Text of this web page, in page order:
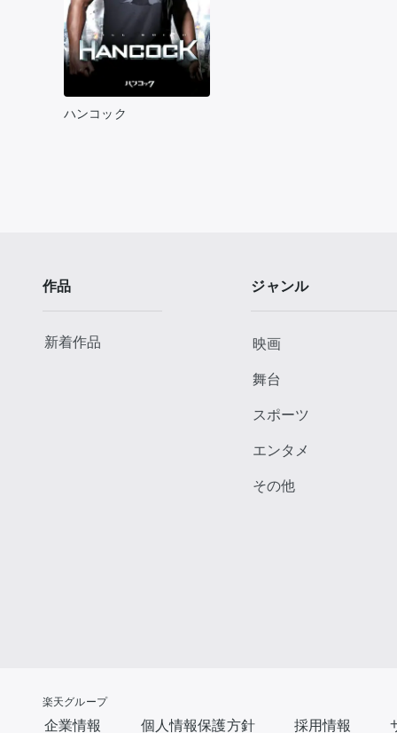
ハンコック
作品
新着作品
ジャンル
映画
舞台
スポーツ
エンタメ
その他
楽天グループ
企業情報 個人情報保護方針 採用情報